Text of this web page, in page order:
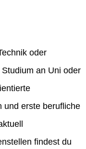
oder
an Uni oder
und erste berufliche
findest du